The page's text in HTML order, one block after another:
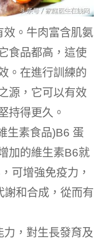
。 牛肉富含肌氨
食品都高，這使
。 在進行訓練的
源，它可以有效
持得更久。
生素食品)B6 蛋
加的維生素B6就
可增強免疫力，
謝和合成，從而有
，對生長發育及